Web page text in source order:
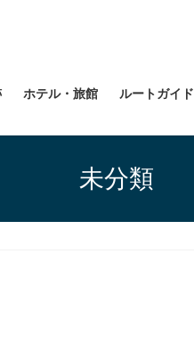
ホテル・旅館 ルートガイド
未分類